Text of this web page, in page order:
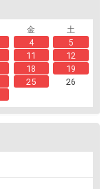
金
土
4
5
11
12
18
19
25
26